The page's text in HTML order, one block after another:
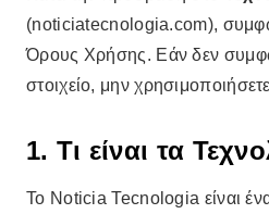
(noticiatecnologia.com),
Όρους Χρήσης. Εάν δεν
στοιχείο, μην
1. Τι είναι τα
Το Noticia Tecnologia είναι